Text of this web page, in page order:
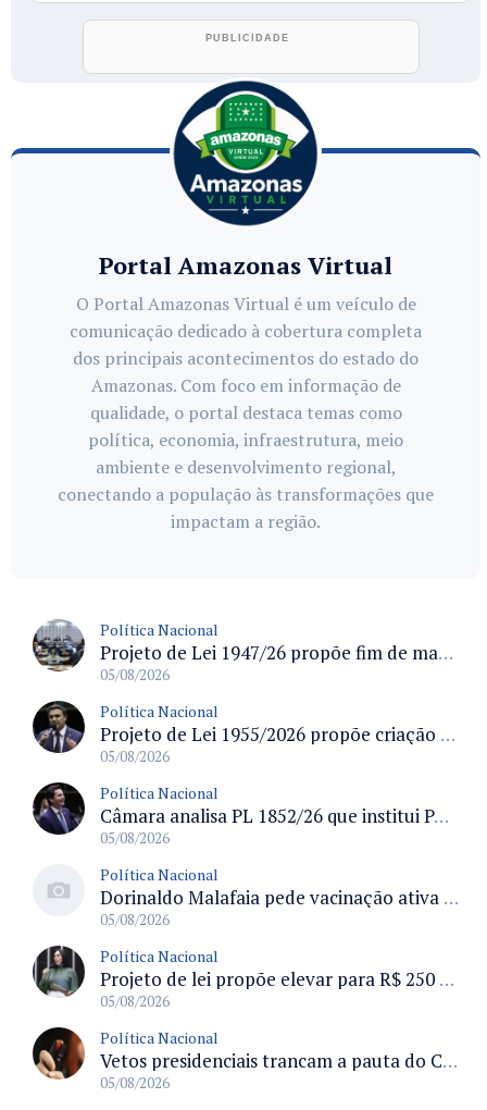
Portal Amazonas Virtual
O Portal Amazonas Virtual é um veículo de
comunicação dedicado à cobertura completa
dos principais acontecimentos do estado do
Amazonas. Com foco em informação de
qualidade, o portal destaca temas como
política, economia, infraestrutura, meio
ambiente e desenvolvimento regional,
conectando a população às transformações que
impactam a região.
Política Nacional
Projeto de Lei 1947/26 propõe fim de margens para cartão de crédito e consignado do INSS
05/08/2026
Política Nacional
Projeto de Lei 1955/2026 propõe criação de geração livre de fumo ao restringir venda de vapes a nascidos desde 1º de janeiro de 2009
05/08/2026
Política Nacional
Câmara analisa PL 1852/26 que institui Política Nacional de Gestão de Desempenho e Eficiência para servidores públicos
05/08/2026
Política Nacional
Dorinaldo Malafaia pede vacinação ativa ao Ministério da Saúde para reverter queda na cobertura vacinal no Brasil
05/08/2026
Política Nacional
Projeto de lei propõe elevar para R$ 250 mil limite de isenção do IPI para pessoas com deficiência e autismo
05/08/2026
Política Nacional
Vetos presidenciais trancam a pauta do Congresso com 87 itens pendentes e incluem trechos do Orçamento de 2026
05/08/2026